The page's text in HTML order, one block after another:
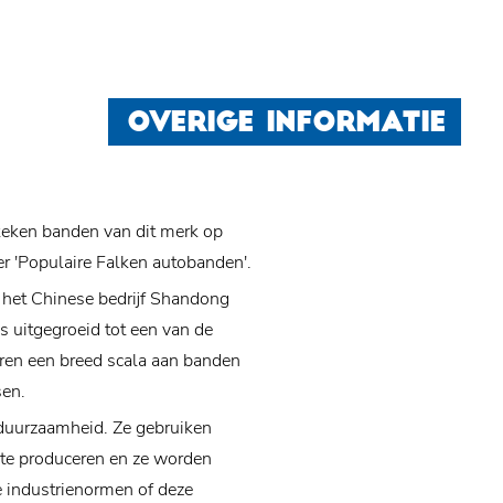
OVERIGE INFORMATIE
banden van dit merk op
'Populaire Falken autobanden'.
Chinese bedrijf Shandong
uitgegroeid tot een van de
een breed scala aan banden
Ze gebruiken
produceren en ze worden
of deze